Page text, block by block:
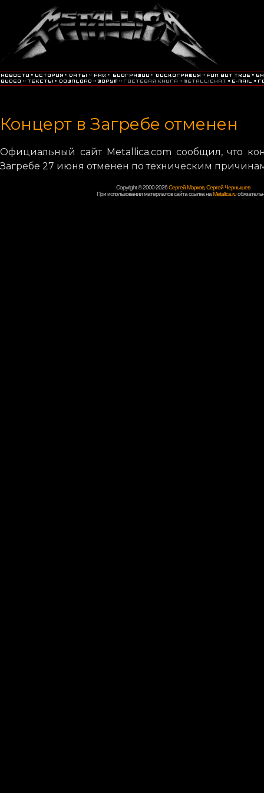
Концерт в Загребе отменен
Официальный сайт Metallica.com сообщил, что
Загребе 27 июня отменен по техническим
Copyright © 2000-2026Сергей Марков, Сергей Чернышев
При использовании материалов сайта ссылка наMetallica.ru